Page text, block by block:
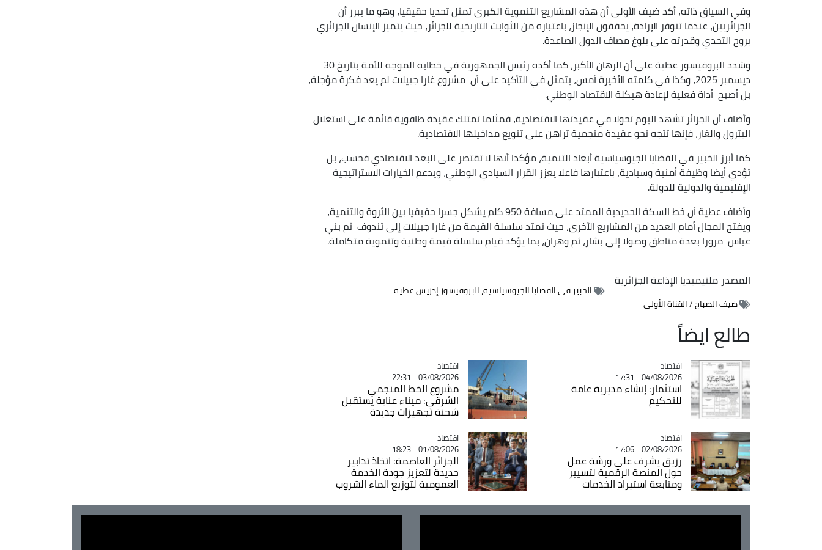
وفي السياق ذاته، أكد ضيف الأولى أن هذه المشاريع التنموية الكبرى تمثل تحديا حقيقيا، وهو ما يبرز أن
الجزائريين، عندما تتوفر الإرادة، يحققون الإنجاز، باعتباره من الثوابت التاريخية للجزائر، حيث يتميز الإنسان الجزائري
بروح التحدي وقدرته على بلوغ مصاف الدول الصاعدة.
وشدد البروفيسور عطية على أن الرهان الأكبر، كما أكده رئيس الجمهورية في خطابه الموجه للأمة بتاريخ 30
ديسمبر 2025، وكذا في كلمته الأخيرة أمس، يتمثل في التأكيد على أن مشروع غارا جبيلات لم يعد فكرة مؤجلة،
بل أصبح أداة فعلية لإعادة هيكلة الاقتصاد الوطني.
وأضاف أن الجزائر تشهد اليوم تحولا في عقيدتها الاقتصادية، فمثلما تمتلك عقيدة طاقوية قائمة على استغلال
البترول والغاز، فإنها تتجه نحو عقيدة منجمية تراهن على تنويع مداخيلها الاقتصادية.
كما أبرز الخبير في القضايا الجيوسياسية أبعاد التنمية، مؤكدا أنها لا تقتصر على البعد الاقتصادي فحسب، بل
تؤدي أيضا وظيفة أمنية وسيادية، باعتبارها فاعلا يعزز القرار السيادي الوطني، ويدعم الخيارات الاستراتيجية
الإقليمية والدولية للدولة.
وأضاف عطية أن خط السكة الحديدية الممتد على مسافة 950 كلم يشكل جسرا حقيقيا بين الثروة والتنمية،
ويفتح المجال أمام العديد من المشاريع الأخرى، حيث تمتد سلسلة القيمة من غارا جبيلات إلى تندوف ثم بني
عباس مرورا بعدة مناطق وصولا إلى بشار، ثم وهران، بما يؤكد قيام سلسلة قيمة وطنية وتنموية متكاملة.
المصدر ملتيميديا الإذاعة الجزائرية
الخبير في القضايا الجيوسياسية، البروفيسور إدريس عطية
ضيف الصباح / القناة الأولى
طالع ايضاً
Catégorie
اقتصاد
04/08/2026 - 17:31
استثمار: إنشاء مديرية عامة
للتحكيم
Catégorie
اقتصاد
03/08/2026 - 22:31
مشروع الخط المنجمي
الشرقي: ميناء عنابة يستقبل
شحنة تجهيزات جديدة
Catégorie
اقتصاد
02/08/2026 - 17:06
رزيق يشرف على ورشة عمل
حول المنصة الرقمية لتسيير
ومتابعة استيراد الخدمات
Catégorie
اقتصاد
01/08/2026 - 18:23
الجزائر العاصمة: اتخاذ تدابير
جديدة لتعزيز جودة الخدمة
العمومية لتوزيع الماء الشروب